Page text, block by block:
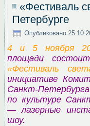
«Фестиваль
Петербурге
Опубликовано
4 и 5 ноября
площади
«Фестиваль
инициативе
Санкт-
по культуре
— лазерные
шоу.